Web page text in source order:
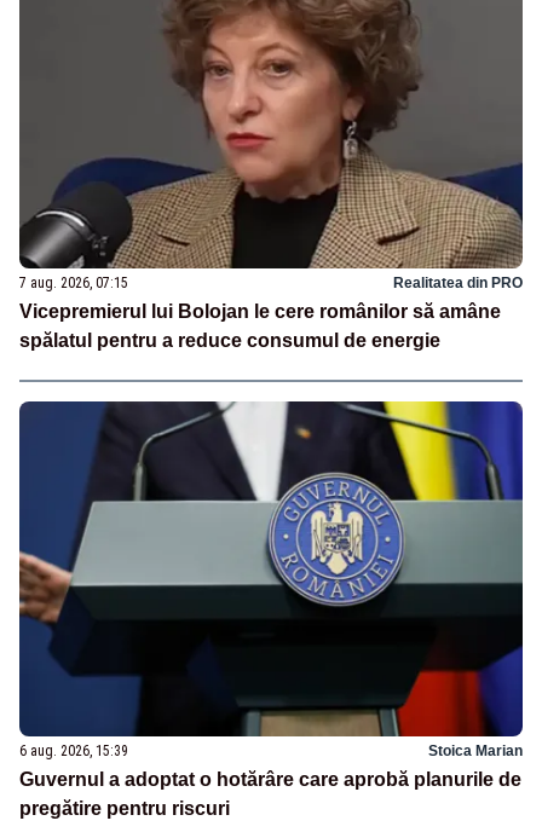
7 aug. 2026, 07:15 Realitatea din PRO
Vicepremierul lui Bolojan le cere românilor să amâne
spălatul pentru a reduce consumul de energie
6 aug. 2026, 15:39 Stoica Marian
Guvernul a adoptat o hotărâre care aprobă planurile de
pregătire pentru riscuri